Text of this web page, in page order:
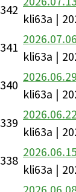
342
kli63a |
341
kli63a |
340
kli63a |
339
kli63a |
338
kli63a |